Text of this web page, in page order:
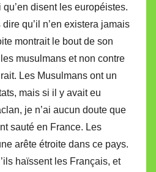
disent les européistes.
qu’il n’en existera jamais
montrait le bout de son
musulmans et non contre
Les Musulmans ont un
mais si il y avait eu
je n’ai aucun doute que
sauté en France. Les
arête étroite dans ce pays.
haïssent les Français, et